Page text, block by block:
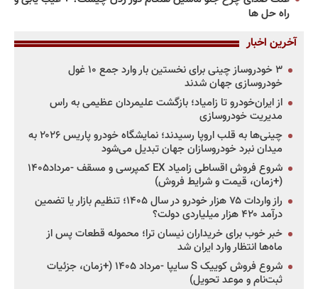
راه حل ها
آخرین اخبار
۳ خودروساز چینی برای نخستین بار وارد جمع ۱۰ غول
خودروسازی جهان شدند
از ایران‌خودرو تا زامیاد؛ بازگشت علیمردان عظیمی به راس
مدیریت خودروسازی
چینی‌ها به قلب اروپا رسیدند؛ نمایشگاه خودرو پاریس ۲۰۲۶ به
میدان نبرد خودروسازان جهان تبدیل می‌شود
شروع فروش اقساطی زامیاد EX کمپرسی و مسقف -مرداد۱۴۰۵
(+زمان، قیمت و شرایط فروش)
راز واردات ۷۵ هزار خودرو در سال ۱۴۰۵؛ تنظیم بازار یا تضمین
درآمد ۴۲۰ هزار میلیاردی دولت؟
خبر خوب برای خریداران نیسان ترا؛ محموله قطعات پس از
ماه‌ها انتظار وارد ایران شد
شروع فروش کوییک S سایپا -مرداد ۱۴۰۵ (+زمان، جزئیات
ثبت‌نام و موعد تحویل)